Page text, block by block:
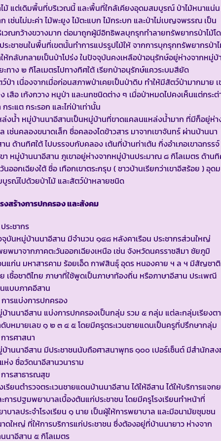
ม้ แต่เดิมพื้นที่บริเวณนี้ และพื้นที่ใกล้เคียงอุดมสมบูรณ์ ป่าไม้หนาแน่น
เช่นไม่มะค่า ไม้พะยูง ไม้ตะแบก ไม้กระบก และป่าไม่เบญจพรรณ เป็น
วณกว้างขวางมาก ต่อมาถูกผู้มีอิทธิพลบุกรุกทำลายทรัพยากรป่าไม้โ
ระชาชนในพื้นที่เขตนั้นทำการแปรรูปไม้ให้ จากการบุกรุกทรัพยากรป่า
ห้กลับกลายเป็นป่าโปร่ง ในปัจจุบันคงเหลือป่าอนุรักษ์อยู่ห่างจากหมู่บ้
ะทาง ๒ กิโลเมตรไปทางทิศใต้ เรียกป่าอนุรักษ์แควระบมสียัด
ป่า เนื่องจากเมื่อก่อนสภาพป่าเคยเป็นป่าดิบ ทำให้มีสัตว์ป่ามากมาย
เสือ เก้งกวาง หมูป่า และนกชนิดต่าง ๆ เมื่อป่าหมดไปคงเห็นแต่กระต่
กระแต กระรอก และไก่ป่าเท่านั้น
งน้ำ หมู่บ้านนาอีสานเป็นหมู่บ้านที่ขาดแคลนแหล่งน้ำมาก ที่มีก็อยู่ห่า
เช่นคลองขนาดเล็ก ชื่อคลองไดข้าวสาร มาจากเขาจันทร์ ผ่านบ้านนา
น ด้านทิศใต้ ไปบรรจบกับคลอง เต้นที่บ้านท่าเต้น กิ่งอำเภอเขาฉกรรจ์
า หมู่บ้านนาอีสาน ภูเขาอยู่ห่างจากหมู่บ้านประมาณ ๘ กิโลเมตร ด้าน
นออกเฉียงใต้ ชื่อ เทือกเขาตระกรุบ ( ชาวบ้านเรียกว่าเขาอีสร้อย ) อุดม
รณ์ไปด้วยป่าไม้ และสัตว์ป่าหลายชนิด
งสร้างการปกครอง และสังคม
ระชากร
บันหมู่บ้านนาอีสาน มีจำนวน ๑๔๘ หลังคาเรือน ประชากรส่วนใหญ่
พมาจากภาคตะวันออกเฉียงเหนือ เช่น จังหวัดนครราชสีมา ชัยภูมิ
แก่น มหาสารคาม ร้อยเอ็ด กาฬสินธุ์ อุดร หนองคาย ฯ ล ฯ มีสัญชาติ
เชื้อชาติไทย ภาษาที่ใช้พูดเป็นภาษาท้องถิ่น หรือภาษาอีสาน ประเพณี
แบบภาคอีสาน
ารแบ่งการปกครอง
านนาอีสาน แบ่งการปกครองเป็นกลุ่ม รวม ๕ กลุ่ม แต่ละกลุ่มเรียงต
บหมายเลข ๑ ๒ ๓ ๔ ๕ โดยมีครูตระเวนชายแดนเป็นครูที่ปรึกษากลุ่ม
ารศาสนา
านนาอีสาน มีประชาชนนับถือศาสนาพุทธ ๑๐๐ เปอร์เซ็นต์ มีสำนักส
ห่ง ชื่อวัดนาอีสานวนาราม
ารสาธารณสุข
เรียนตำรวจตระเวนชายแดนบ้านนาอีสาน ได้ให้อีสาน ได้ให้บริการแจก
การปฐมพยาบาลเบื้องต้นแก่ประชาชน โดยมีครูโรงเรียนทำหน้าที่
บาลประจำโรงเรียน ๑ นาย เป็นผู้ให้การพยาบาล และมีอนามัยชุมชน
ดใหญ่ ที่ให้การบริการแก่ประชาชน ซึ่งต้องอยู่ที่บ้านนายาว ห่างจาก
นาอีสาน ๕ กิโลเมตร